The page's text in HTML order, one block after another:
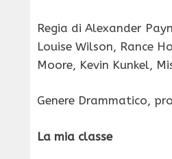
Regia di Alexander
Louise Wilson, Rance
Moore, Kevin Kunkel,
Genere Drammatico,
La mia classe